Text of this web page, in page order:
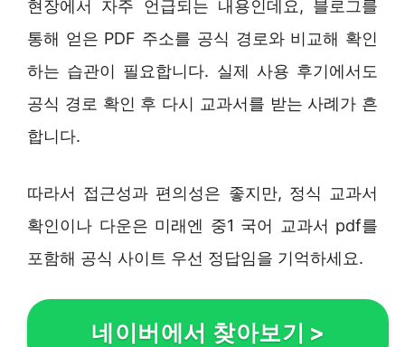
현장에서 자주 언급되는 내용인데요, 블로그를
통해 얻은 PDF 주소를 공식 경로와 비교해 확인
하는 습관이 필요합니다. 실제 사용 후기에서도
공식 경로 확인 후 다시 교과서를 받는 사례가 흔
합니다.
따라서 접근성과 편의성은 좋지만, 정식 교과서
확인이나 다운은 미래엔 중1 국어 교과서 pdf를
포함해 공식 사이트 우선 정답임을 기억하세요.
네이버에서 찾아보기 >